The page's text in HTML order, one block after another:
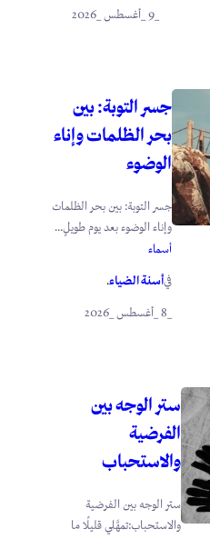
جسر التوبة: بين
بحر الظلمات وإناء
الوضوء
جسر التوبة: بين بحر الظلمات
وإناء الوضوء بعد يوم طويلٍ...
أسماء
فيأسنة الضياء.
ستر الوجه بين
الفرضية
والاستحباب
ستر الوجه بين الفرضية
والاستحباب:تمهَّلي قليلًا ما